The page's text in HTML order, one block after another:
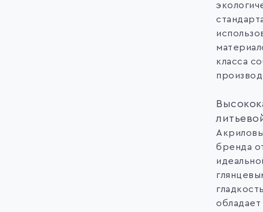
класса
бренда
обладает